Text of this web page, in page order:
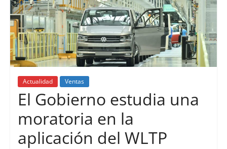
Actualidad Ventas
El Gobierno estudia una
moratoria en la
aplicación del WLTP